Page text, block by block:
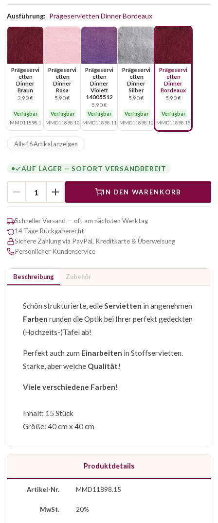
Ausführung: Prägeservietten Dinner Bordeaux
Prägeservi
etten
Dinner
Braun
3,90 €
Verfügbar
MMD11898.1
Prägeservi
etten
Dinner
Rosa
5,90 €
Verfügbar
MMD11898.10
Prägeservi
etten
Dinner
Violett
14005512
5,90 €
Verfügbar
MMD11898.11
Prägeservi
etten
Dinner
Silber
5,90 €
Verfügbar
MMD11898.12
Prägeservi
etten
Dinner
Bordeaux
5,90 €
Verfügbar
MMD11898.15
Alle 16 Artikel anzeigen
AUF LAGER — SOFORT VERSANDBEREIT
IN DEN WARENKORB
Schneller Versand — oft am nächsten Werktag
14 Tage Rückgaberecht
Sichere Zahlung via PayPal, Kreditkarte & Überweisung
Persönlicher Kundenservice
Beschreibung Zubehör
Schön strukturierte, edleServietten in angenehmen
Farben runden die Optik bei Ihrer perfekt gedeckten
(Hochzeits-)Tafel ab!
Perfekt auch zum Einarbeiten in Stoffservietten.
Starke, aber weiche Qualität!
Viele verschiedene Farben!
Inhalt: 15 Stück
Größe: 40 cm x 40 cm
Produktdetails
Artikel-Nr. MMD11898.15
MwSt. 20%